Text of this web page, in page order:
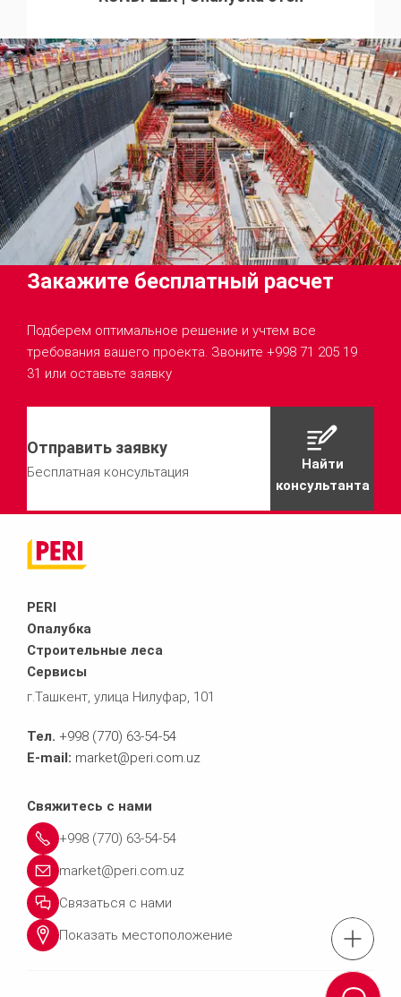
Тел.: +998 (770)
Связаться
Закажите бесплатный расчет
Подберем оптимальное решение и учтем все
требования вашего проекта. Звоните +998 71 205 19
31 или оставьте заявку
Отправить заявку
Бесплатная консультация
Найти
консультанта
PERI
Опалубка
Строительные леса
Сервисы
г.Ташкент, улица Нилуфар, 101
Тел. +998 (770) 63-54-54
E-mail: market@peri.com.uz
Свяжитесь с нами
+998 (770) 63-54-54
market@peri.com.uz
Связаться с нами
Показать местоположение